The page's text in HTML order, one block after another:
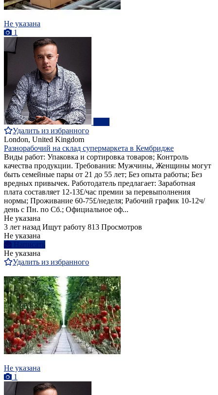
Не указана
1
Удалить из избранного
London, United Kingdom
Разнорабочий на склад супермаркета в Кембридже
Виды работ: Упаковка и сортировка товаров; Контроль
качества продукции. Требования: Мужчины, Женщины могут
быть семейные пары от 21 до 55 лет; Без опыта работы; Без
вредных привычек. Работодатель предлагает: Заработная
плата составляет 12-13£/час премии за перевыполнения
нормы; Проживание 60-75£/неделя; Рабочий график 10-12ч/
день с Пн. по Сб.; Официальное оф...
Не указана
3 лет назад Ищут работу 813 Просмотров
Не указана
Написать
Не указана
Удалить из избранного
Не указана
1